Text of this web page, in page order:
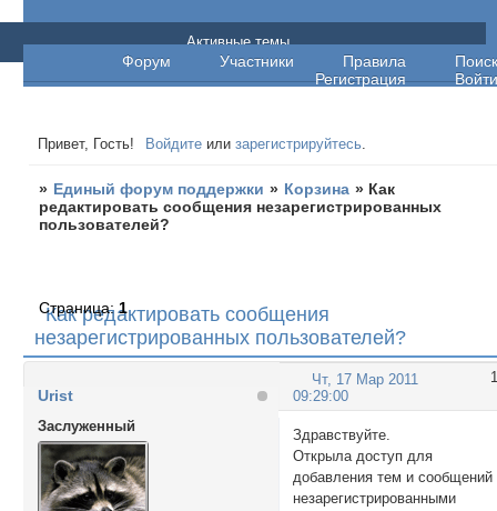
Единый форум поддержки
Форум Участники Правила
Поиск
Регистрация
Войти
Активные темы
Привет, Гость! Войдите илизарегистрируйтесь.
» Единый форум поддержки » Корзина » Как
редактировать сообщения незарегистрированных
пользователей?
Как редактировать сообщения
незарегистрированных пользователей?
Страница:1
1
Чт, 17 Мар 2011
09:29:00
Urist
Заслуженный
Здравствуйте.
Открыла доступ для
добавления тем и сообщений
незарегистрированными